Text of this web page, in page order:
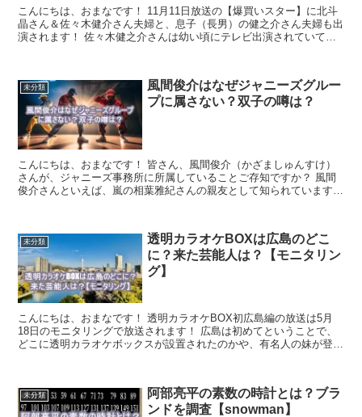
こんにちは、おまなです！ 11月11日放送の【爆買いスター】に北斗
晶さん＆佐々木健介さん夫婦と、息子（長男）の健之介さん夫婦も出
演されます！ 佐々木健之介さんは幼い頃にテレビ出演されていて、
未分類
風間俊介はなぜジャニーズグルー
プに属さない？双子の噂は？
こんにちは、おまなです！ 皆さん、風間俊介（かざましゅんすけ）
さんが、ジャニーズ事務所に所属していることご存知ですか？ 風間
俊介さんといえば、嵐の相葉雅紀さんの親友として知られていますよ
未分類
透明カラオケBOXは広島のどこ
に？来た芸能人は？【モニタリン
グ】
こんにちは、おまなです！ 透明カラオケBOX初広島編の放送は5月
18日のモニタリングで放送されます！ 広島は初めてということで、
どこに透明カラオケボックスが設置されたのかや、有名人の妹が登場
未分類
阿部亮平の素数の時計とは？ブラ
ンドを調査【snowman】